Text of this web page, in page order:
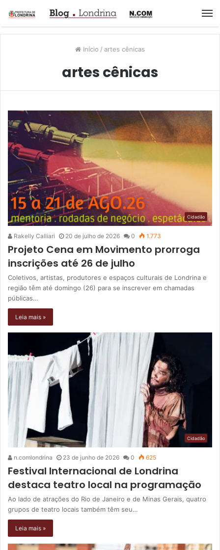
Início / artes cênicas
artes cênicas
Cidadão
Rakelly Calliari 20 de julho de 2026 0 1.773
Projeto Cena em Movimento prorroga
inscrições até 26 de julho
Coletivos, artistas, produtores e espaços culturais de Londrina e
região têm até domingo (26) para se inscrever em chamadas
públicas…
Leia mais »
Cidadão
n.comlondrina 23 de junho de 2026 0 625
Festival Internacional de Londrina
destaca teatro local na programação
Ao lado de atrações do Rio de Janeiro e de Minas Gerais, quatro
grupos de teatro locais também têm seu…
Leia mais »